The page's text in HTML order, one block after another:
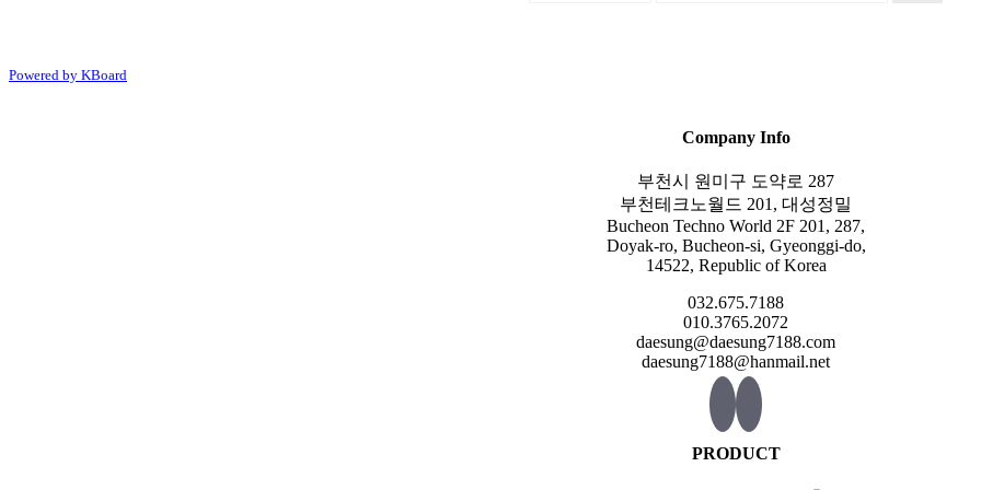
Powered by KBoard
Company Info
부천시 원미구 도약로 287
부천테크노월드 201, 대성정밀
Bucheon Techno World 2F 201, 287,
Doyak-ro, Bucheon-si, Gyeonggi-do,
14522, Republic of Korea
032.675.7188
010.3765.2072
daesung@daesung7188.com
daesung7188@hanmail.net
PRODUCT